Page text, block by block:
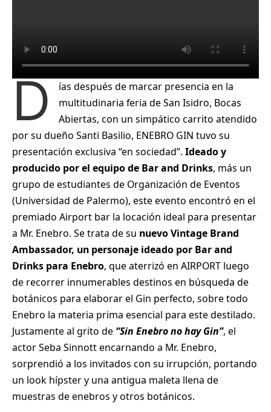
D
ías después de marcar presencia en la
multitudinaria feria de San Isidro, Bocas
Abiertas, con un simpático carrito atendido
por su dueño Santi Basilio, ENEBRO GIN tuvo su
presentación exclusiva “en sociedad”. Ideado y
producido por el equipo de Bar and Drinks, más un
grupo de estudiantes de Organización de Eventos
(Universidad de Palermo), este evento encontró en el
premiado Airport bar la locación ideal para presentar
a Mr. Enebro. Se trata de su nuevo Vintage Brand
Ambassador, un personaje ideado por Bar and
Drinks para Enebro, que aterrizó en AIRPORT luego
de recorrer innumerables destinos en búsqueda de
botánicos para elaborar el Gin perfecto, sobre todo
Enebro la materia prima esencial para este destilado.
Justamente al grito de “Sin Enebro no hay Gin”, el
actor Seba Sinnott encarnando a Mr. Enebro,
sorprendió a los invitados con su irrupción, portando
un look hípster y una antigua maleta llena de
muestras de enebros y otros botánicos.